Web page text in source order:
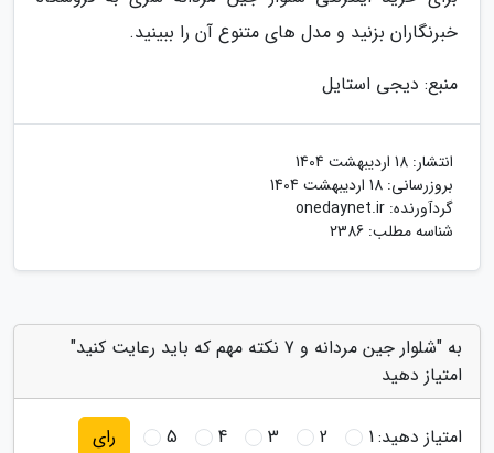
خبرنگاران بزنید و مدل های متنوع آن را ببینید.
منبع: دیجی استایل
انتشار: 18 اردیبهشت 1404
بروزرسانی: 18 اردیبهشت 1404
گردآورنده: onedaynet.ir
شناسه مطلب: 2386
به "شلوار جین مردانه و 7 نکته مهم که باید رعایت کنید"
امتیاز دهید
امتیاز دهید:1
2
3
4
5 رای